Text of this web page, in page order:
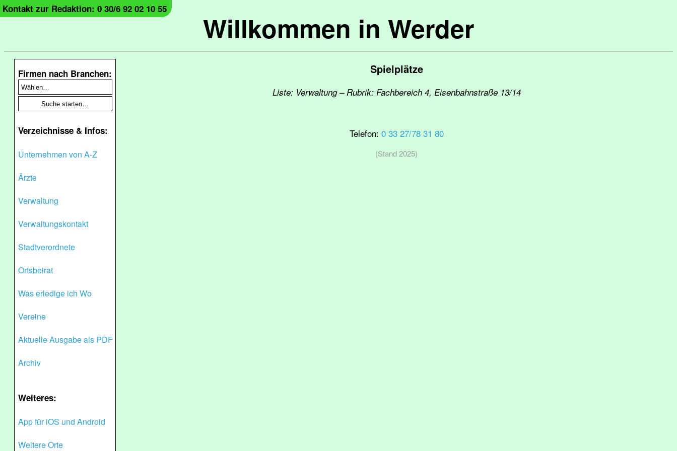
Willkommen in Werder
Kontakt zur Redaktion: 0 30/6 92 02 10 55
Firmen nach Branchen:
Verzeichnisse & Infos:
Unternehmen von A-Z
Ärzte
Verwaltung
Verwaltungskontakt
Stadtverordnete
Ortsbeirat
Was erledige ich Wo
Vereine
Aktuelle Ausgabe als PDF
Archiv
Weiteres:
App für iOS und Android
Weitere Orte
Spielplätze
Liste: Verwaltung – Rubrik: Fachbereich 4, Eisenbahnstraße 13/14
Telefon: 0 33 27/78 31 80
(Stand 2025)